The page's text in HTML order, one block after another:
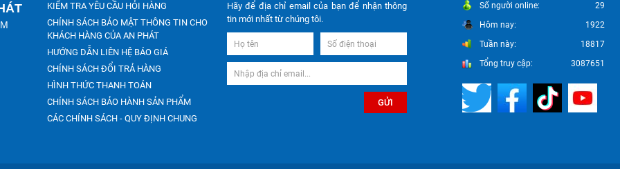
KIỂM TRA YÊU CẦU HỎI HÀNG
CHÍNH SÁCH BẢO MẬT THÔNG TIN CHO
KHÁCH HÀNG CỦA AN PHÁT
HƯỚNG DẪN LIÊN HỆ BÁO GIÁ
CHÍNH SÁCH ĐỔI TRẢ HÀNG
HÌNH THỨC THANH TOÁN
CHÍNH SÁCH BẢO HÀNH SẢN PHẨM
CÁC CHÍNH SÁCH - QUY ĐỊNH CHUNG
Hãy để địa chỉ email của bạn để nhận thông
tin mới nhất từ chúng tôi.
Số người online:
29
Hôm nay:
1922
Tuần này:
18817
Tổng truy cập:
3087651